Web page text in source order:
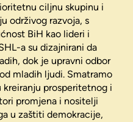
ciljnu skupinu i
održivog razvoja, s
BiH kao lideri i
a su dizajnirani da
dok je upravni odbor
mladih ljudi. Smatramo
prosperitetnog i
promjena i nositelji
u zaštiti demokracije,